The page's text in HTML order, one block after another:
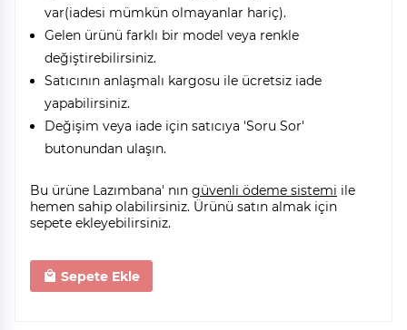
var(iadesi mümkün olmayanlar hariç).
Gelen ürünü farklı bir model veya renkle
değiştirebilirsiniz.
Satıcının anlaşmalı kargosu ile ücretsiz iade
yapabilirsiniz.
Değişim veya iade için satıcıya 'Soru Sor'
butonundan ulaşın.
Bu ürüne Lazımbana' nın güvenli ödeme sistemi ile
hemen sahip olabilirsiniz. Ürünü satın almak için
sepete ekleyebilirsiniz.
Sepete Ekle